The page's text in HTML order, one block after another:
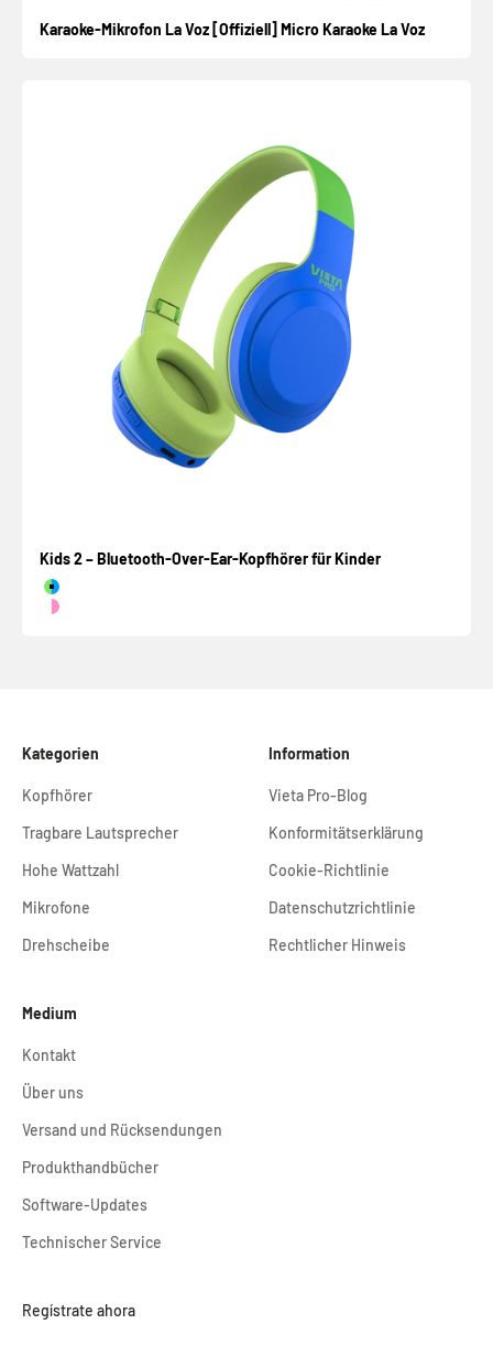
Karaoke-Mikrofon La Voz [Offiziell] Micro Karaoke La Voz
Kids 2 – Bluetooth-Over-Ear-Kopfhörer für Kinder
Verde y Azul
Rosa y Blanco
Kategorien
Kopfhörer
Tragbare Lautsprecher
Hohe Wattzahl
Mikrofone
Drehscheibe
Information
Vieta Pro-Blog
Konformitätserklärung
Cookie-Richtlinie
Datenschutzrichtlinie
Rechtlicher Hinweis
Medium
Kontakt
Über uns
Versand und Rücksendungen
Produkthandbücher
Software-Updates
Technischer Service
Regístrate ahora